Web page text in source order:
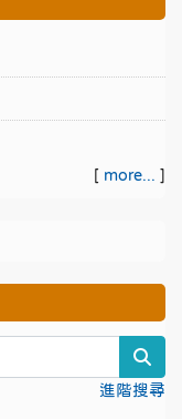
[ more... ]
進階搜尋